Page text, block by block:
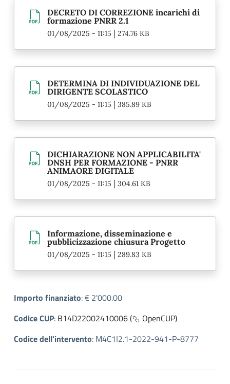
DECRETO DI CORREZIONE incarichi di
formazione PNRR 2.1
01/08/2025 - 11:15 | 274.76 KB
DETERMINA DI INDIVIDUAZIONE DEL
DIRIGENTE SCOLASTICO
01/08/2025 - 11:15 | 385.89 KB
DICHIARAZIONE NON APPLICABILITA'
DNSH PER FORMAZIONE - PNRR
ANIMAORE DIGITALE
01/08/2025 - 11:15 | 304.61 KB
Informazione, disseminazione e
pubblicizzazione chiusura Progetto
01/08/2025 - 11:15 | 289.83 KB
Importo finanziato:€ 2'000.00
Codice CUP: B14D22002410006 (
OpenCUP)
Codice dell'intervento: M4C1I2.1-2022-941-P-8777